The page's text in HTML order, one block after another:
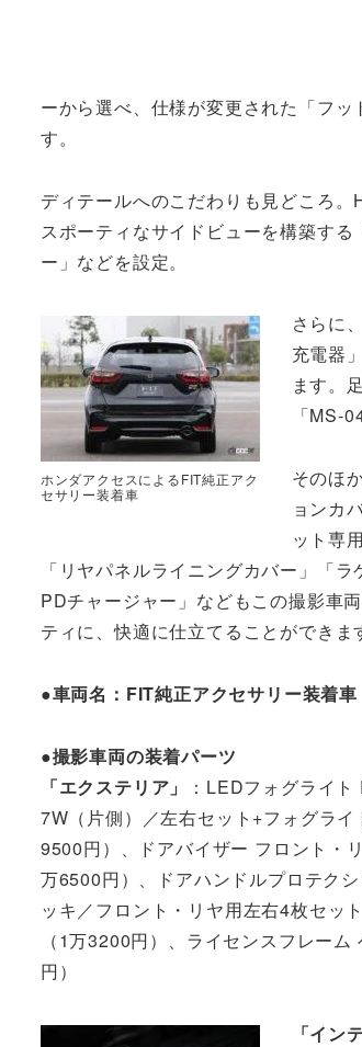
ーから選べ、仕様が変更された「フ
す。
ディテールへのこだわりも見どころ。
スポーティなサイドビューを構築す
ー」などを設定。
ホンダアクセスによるFIT純正アク
セサリー装着車
さらに
充電器
ます。
「MS-
そのほ
ョンカ
ット専
「リヤパネルライニングカバー」「
PDチャージャー」などもこの撮影車
ティに、快適に仕立てることができま
●車両名：FIT純正アクセサリー装着車
●撮影車両の装着パーツ
「エクステリア」
：LEDフォグライ
7W（片側）／左右セット+フォグラ
9500円）、ドアバイザー フロント・
万6500円）、ドアハンドルプロテク
ッキ／フロント・リヤ用左右4枚セッ
（1万3200円）、ライセンスフレー
円）
「イン